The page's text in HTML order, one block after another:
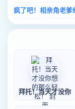
疯了吧！相亲角老
拜托！当天才没你